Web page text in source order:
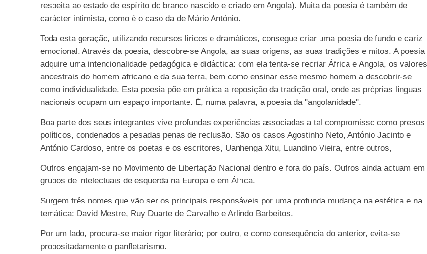
respeita ao estado de espírito do branco nascido e criado em Angola). Muita da poesia é também de
carácter intimista, como é o caso da de Mário António.
Toda esta geração, utilizando recursos líricos e dramáticos, consegue criar uma poesia de fundo e cariz
emocional. Através da poesia, descobre-se Angola, as suas origens, as suas tradições e mitos. A poesia
adquire uma intencionalidade pedagógica e didáctica: com ela tenta-se recriar África e Angola, os valores
ancestrais do homem africano e da sua terra, bem como ensinar esse mesmo homem a descobrir-se
como individualidade. Esta poesia põe em prática a reposição da tradição oral, onde as próprias línguas
nacionais ocupam um espaço importante. É, numa palavra, a poesia da "angolanidade".
Boa parte dos seus integrantes vive profundas experiências associadas a tal compromisso como presos
políticos, condenados a pesadas penas de reclusão. São os casos Agostinho Neto, António Jacinto e
António Cardoso, entre os poetas e os escritores, Uanhenga Xitu, Luandino Vieira, entre outros,
Outros engajam-se no Movimento de Libertação Nacional dentro e fora do país. Outros ainda actuam em
grupos de intelectuais de esquerda na Europa e em África.
Surgem três nomes que vão ser os principais responsáveis por uma profunda mudança na estética e na
temática: David Mestre, Ruy Duarte de Carvalho e Arlindo Barbeitos.
Por um lado, procura-se maior rigor literário; por outro, e como consequência do anterior, evita-se
propositadamente o panfletarismo.